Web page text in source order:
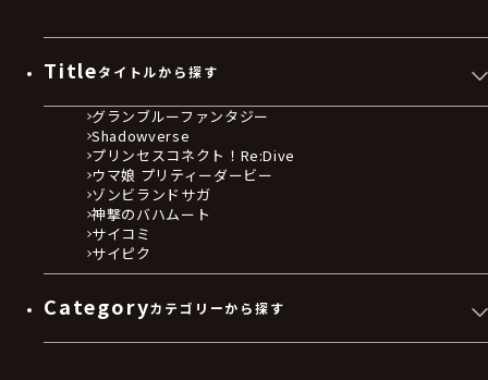
Titleタイトルから探す
グランブルーファンタジー
Shadowverse
プリンセスコネクト！Re:Dive
ウマ娘 プリティーダービー
ゾンビランドサガ
神撃のバハムート
サイコミ
サイピク
Categoryカテゴリーから探す